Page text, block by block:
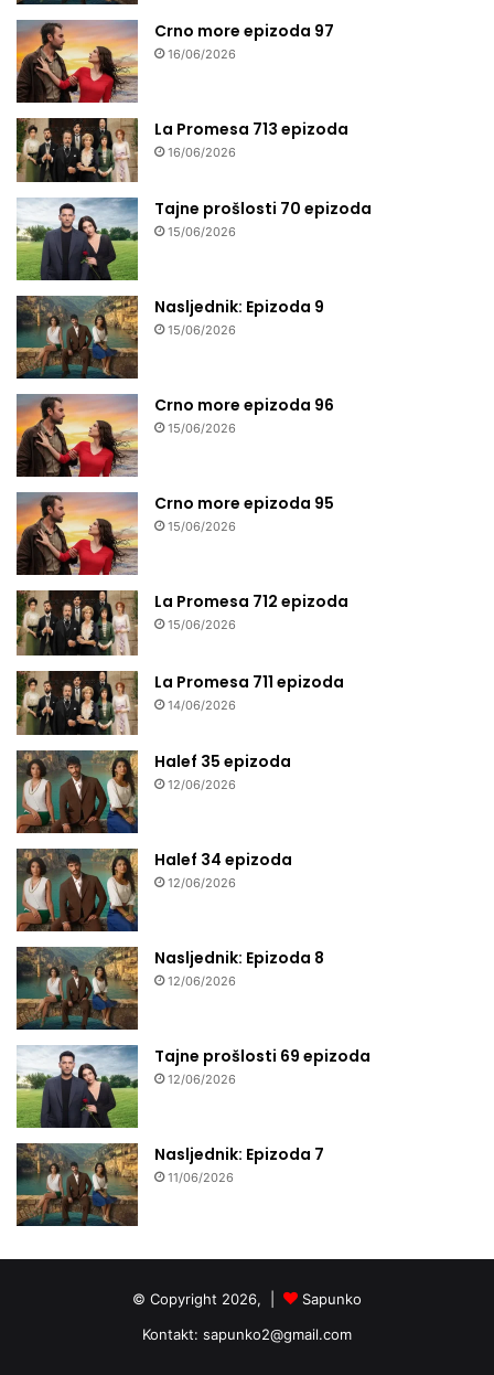
Crno more epizoda 97
16/06/2026
La Promesa 713 epizoda
16/06/2026
Tajne prošlosti 70 epizoda
15/06/2026
Nasljednik: Epizoda 9
15/06/2026
Crno more epizoda 96
15/06/2026
Crno more epizoda 95
15/06/2026
La Promesa 712 epizoda
15/06/2026
La Promesa 711 epizoda
14/06/2026
Halef 35 epizoda
12/06/2026
Halef 34 epizoda
12/06/2026
Nasljednik: Epizoda 8
12/06/2026
Tajne prošlosti 69 epizoda
12/06/2026
Nasljednik: Epizoda 7
11/06/2026
© Copyright 2026, |
Sapunko
Kontakt: sapunko2@gmail.com